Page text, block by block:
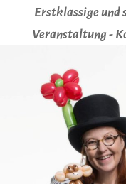
Erstklassige und
Veranstaltung -